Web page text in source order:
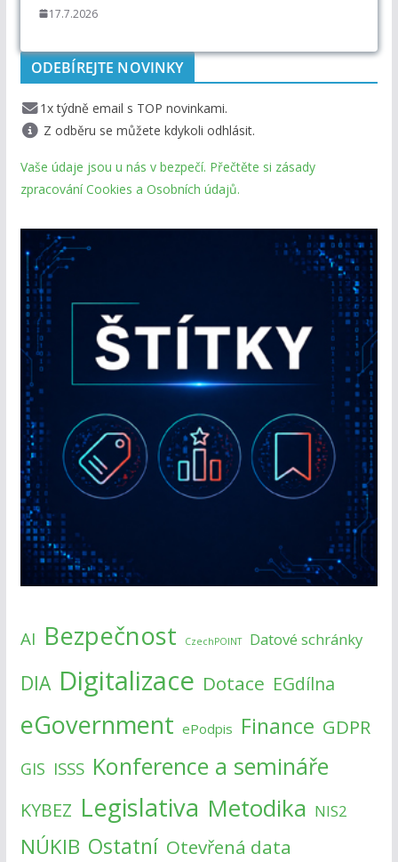
17.7.2026
ODEBÍREJTE NOVINKY
1x týdně email s TOP novinkami.
Z odběru se můžete kdykoli odhlásit.
Vaše údaje jsou u nás v bezpečí. Přečtěte si zásady
zpracování Cookies a Osobních údajů.
AI Bezpečnost CzechPOINT Datové schránky
DIA Digitalizace Dotace EGdílna
eGovernment ePodpis Finance GDPR
GIS ISSS Konference a semináře
KYBEZ Legislativa Metodika NIS2
NÚKIB Ostatní Otevřená data